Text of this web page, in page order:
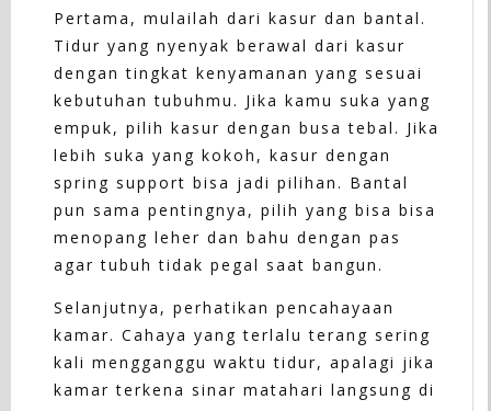
Pertama, mulailah dari kasur dan bantal.
Tidur yang nyenyak berawal dari kasur
dengan tingkat kenyamanan yang sesuai
kebutuhan tubuhmu. Jika kamu suka yang
empuk, pilih kasur dengan busa tebal. Jika
lebih suka yang kokoh, kasur dengan
spring support bisa jadi pilihan. Bantal
pun sama pentingnya, pilih yang bisa bisa
menopang leher dan bahu dengan pas
agar tubuh tidak pegal saat bangun.
Selanjutnya, perhatikan pencahayaan
kamar. Cahaya yang terlalu terang sering
kali mengganggu waktu tidur, apalagi jika
kamar terkena sinar matahari langsung di